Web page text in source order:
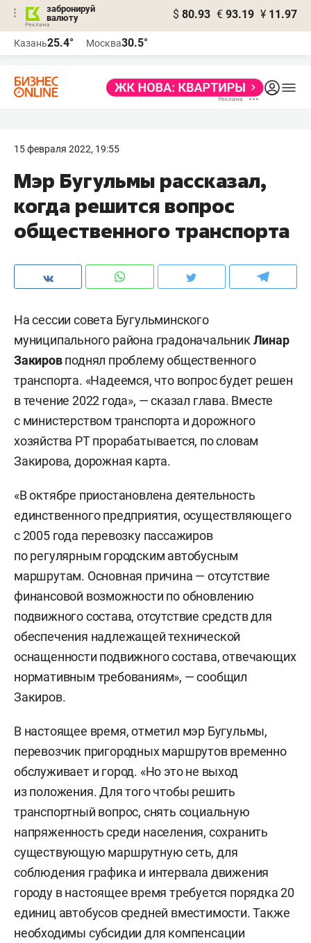
забронируй
валюту
$ 80.93 € 93.19 ¥ 11.97
Казань25.4° Москва30.5°
15 февраля 2022, 19:55
Мэр Бугульмы рассказал,
когда решится вопрос
общественного транспорта
На сессии совета Бугульминского
муниципального района градоначальник Линар
Закировподнял проблему общественного
транспорта. «Надеемся, что вопрос будет решен
в течение 2022 года», — сказал глава. Вместе
с министерством транспорта и дорожного
хозяйства РТ прорабатывается, по словам
Закирова, дорожная карта.
«В октябре приостановлена деятельность
единственного предприятия, осуществляющего
с 2005 года перевозку пассажиров
по регулярным городским автобусным
маршрутам. Основная причина — отсутствие
финансовой возможности по обновлению
подвижного состава, отсутствие средств для
обеспечения надлежащей технической
оснащенности подвижного состава, отвечающих
нормативным требованиям», — сообщил
Закиров.
В настоящее время, отметил мэр Бугульмы,
перевозчик пригородных маршрутов временно
обслуживает и город. «Но это не выход
из положения. Для того чтобы решить
транспортный вопрос, снять социальную
напряженность среди населения, сохранить
существующую маршрутную сеть, для
соблюдения графика и интервала движения
городу в настоящее время требуется порядка 20
единиц автобусов средней вместимости. Также
необходимы субсидии для компенсации